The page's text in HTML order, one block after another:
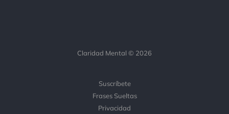
Claridad Mental © 2026
Suscríbete
Frases Sueltas
Privacidad